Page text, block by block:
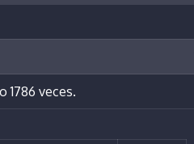
1786 veces.